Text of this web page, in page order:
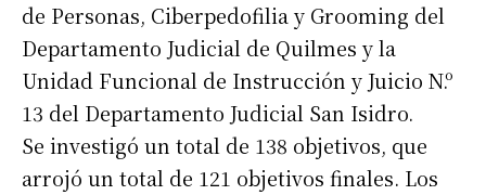
de Personas, Ciberpedofilia y Grooming del
Departamento Judicial de Quilmes y la
Unidad Funcional de Instrucción y Juicio N.º
13 del Departamento Judicial San Isidro.
Se investigó un total de 138 objetivos, que
arrojó un total de 121 objetivos finales. Los